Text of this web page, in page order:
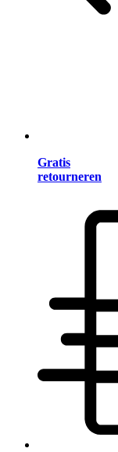
Gratis
retourneren